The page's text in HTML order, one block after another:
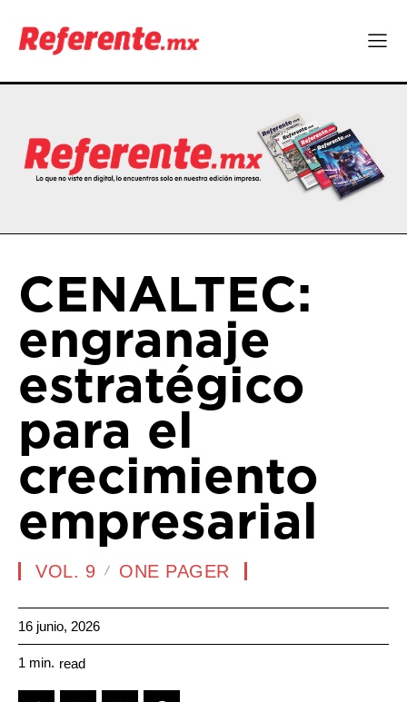
CENALTEC:
engranaje
estratégico
para el
crecimiento
empresarial
VOL. 9 ONE PAGER
16 junio, 2026
1 min. read